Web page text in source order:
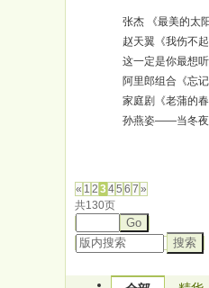
张杰 《最美的太
赵天翼《我伤不
这一定是你最想
阿里郎组合《忘
家庭剧《老蒲的
孙燕姿——当冬夜
« 1 2 345 6 7 »
共130页
Go
搜索